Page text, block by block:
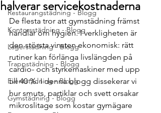
Restaurangstädning - Blogg
Kontorsstädning - Blogg
Lagerstädning - Blogg
Trappstädning - Blogg
Eventstädning - Blogg
Gymstädning - Blogg
halverar servicekostnaderna
De flesta tror att gymstädning främst
handlar om hygien. I verkligheten är
den största vinsten ekonomisk: rätt
rutiner kan förlänga livslängden på
cardio- och styrkemaskiner med upp
till 40 %. I denna blogg dissekerar vi
hur smuts, partiklar och svett orsakar
mikroslitage som kostar gymägare